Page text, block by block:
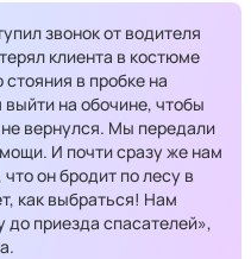
звонок от водителя
клиента в костюме
в пробке на
на обочине, чтобы
не вернулся. Мы передали
И почти сразу же нам
он бродит по лесу в
как выбраться! Нам
до приезда спасателей»,